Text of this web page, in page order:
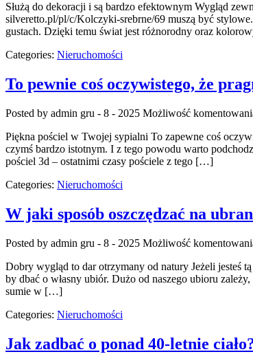
Służą do dekoracji i są bardzo efektownym Wygląd
silveretto.pl/pl/c/Kolczyki-srebrne/69 muszą być
gustach. Dzięki temu świat jest różnorodny oraz
Categories: Nieruchomości
To pewnie coś oczywistego, że
Posted by admin gru - 8 - 2025 Możliwość
Piękna pościel w Twojej sypialni To zapewne coś
czymś bardzo istotnym. I z tego powodu warto
pościel 3d – ostatnimi czasy pościele z tego […]
Categories: Nieruchomości
W jaki sposób oszczędzać na
Posted by admin gru - 8 - 2025 Możliwość
Dobry wygląd to dar otrzymany od natury Jeżeli jesteś
by dbać o własny ubiór. Dużo od naszego ubioru
sumie w […]
Categories: Nieruchomości
Jak zadbać o ponad 40-letnie